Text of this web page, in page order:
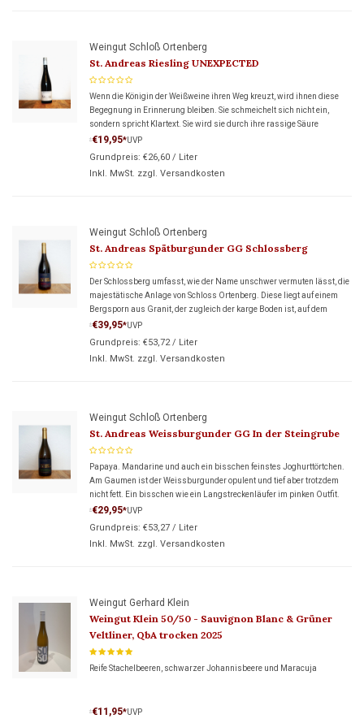
Weingut Schloß Ortenberg
St. Andreas Riesling UNEXPECTED
Wenn die Königin der Weißweine ihren Weg kreuzt, wird ihnen diese
Begegnung in Erinnerung bleiben. Sie schmeichelt sich nicht ein,
sondern spricht Klartext. Sie wird sie durch ihre rassige Säure
überzeugen, welche sie durch ein raffiniertes Wechselspiel m
*€19,95*UVP
Grundpreis: €26,60 / Liter
Inkl. MwSt. zzgl. Versandkosten
Weingut Schloß Ortenberg
St. Andreas Spätburgunder GG Schlossberg
Der Schlossberg umfasst, wie der Name unschwer vermuten lässt, die
majestätische Anlage von Schloss Ortenberg. Diese liegt auf einem
Bergsporn aus Granit, der zugleich der karge Boden ist, auf dem
unsere Reben wachsen.
*€39,95*UVP
Grundpreis: €53,72/ Liter
Inkl. MwSt. zzgl. Versandkosten
Weingut Schloß Ortenberg
St. Andreas Weissburgunder GG In der Steingrube
Papaya. Mandarine und auch ein bisschen feinstes Joghurttörtchen.
Am Gaumen ist der Weissburgunder opulent und tief aber trotzdem
nicht fett. Ein bisschen wie ein Langstreckenläufer im pinken Outfit.
*€29,95*UVP
Grundpreis: €53,27 / Liter
Inkl. MwSt. zzgl. Versandkosten
Weingut Gerhard Klein
Weingut Klein 50/50 - Sauvignon Blanc & Grüner
Veltliner, QbA trocken 2025
Reife Stachelbeeren, schwarzer Johannisbeere und Maracuja
*€11,95*UVP